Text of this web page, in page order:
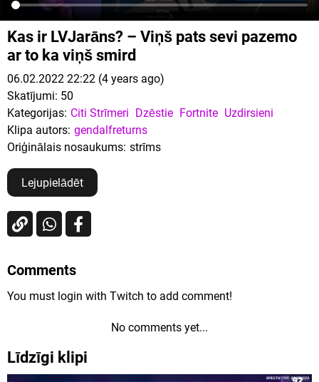
Kas ir LVJarāns? – Viņš pats sevi pazemo
ar to ka viņš smird
06.02.2022 22:22 (4 years ago)
Skatījumi: 50
Kategorijas: Citi Strīmeri Dzēstie Fortnite Uzdirsieni
Klipa autors: gendalfreturns
Oriģinālais nosaukums: strīms
Lejupielādēt
Comments
You must login with Twitch to add comment!
No comments yet...
Līdzīgi klipi